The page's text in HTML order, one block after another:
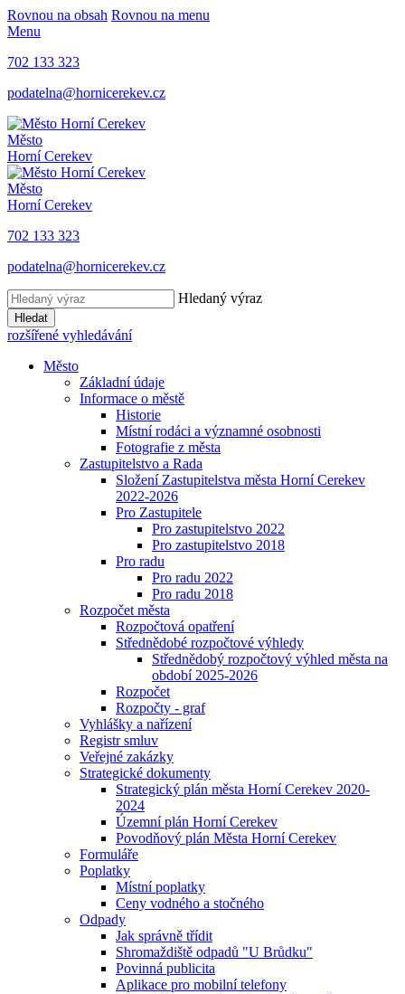
Rovnou na obsah Rovnou na menu
Menu
702 133 323
podatelna@hornicerekev.cz
Město
Horní Cerekev
Město
Horní Cerekev
702 133 323
podatelna@hornicerekev.cz
Hledaný výraz
Hledat
rozšířené vyhledávání
Město
Základní údaje
Informace o městě
Historie
Místní rodáci a významné osobnosti
Fotografie z města
Zastupitelstvo a Rada
Složení Zastupitelstva města Horní Cerekev
2022-2026
Pro Zastupitele
Pro zastupitelstvo 2022
Pro zastupitelstvo 2018
Pro radu
Pro radu 2022
Pro radu 2018
Rozpočet města
Rozpočtová opatření
Střednědobé rozpočtové výhledy
Střednědobý rozpočtový výhled města na
období 2025-2026
Rozpočet
Rozpočty - graf
Vyhlášky a nařízení
Registr smluv
Veřejné zakázky
Strategické dokumenty
Strategický plán města Horní Cerekev 2020-
2024
Územní plán Horní Cerekev
Povodňový plán Města Horní Cerekev
Formuláře
Poplatky
Místní poplatky
Ceny vodného a stočného
Odpady
Jak správně třídit
Shromaždiště odpadů "U Brůdku"
Povinná publicita
Aplikace pro mobilní telefony